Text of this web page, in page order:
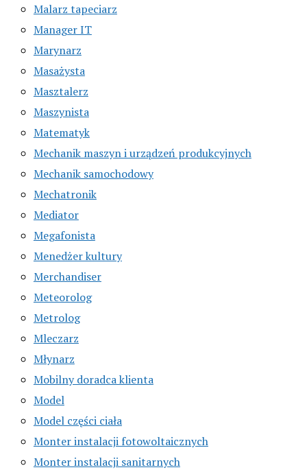
Malarz tapeciarz
Manager IT
Marynarz
Masażysta
Masztalerz
Maszynista
Matematyk
Mechanik maszyn i urządzeń produkcyjnych
Mechanik samochodowy
Mechatronik
Mediator
Megafonista
Menedżer kultury
Merchandiser
Meteorolog
Metrolog
Mleczarz
Młynarz
Mobilny doradca klienta
Model
Model części ciała
Monter instalacji fotowoltaicznych
Monter instalacji sanitarnych